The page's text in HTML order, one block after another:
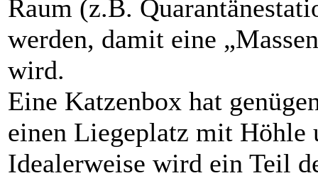
Raum (z.B.
werden, damit eine
wird.
Eine Katzenbox hat
einen Liegeplatz mit Höhle
Idealerweise wird ein Teil